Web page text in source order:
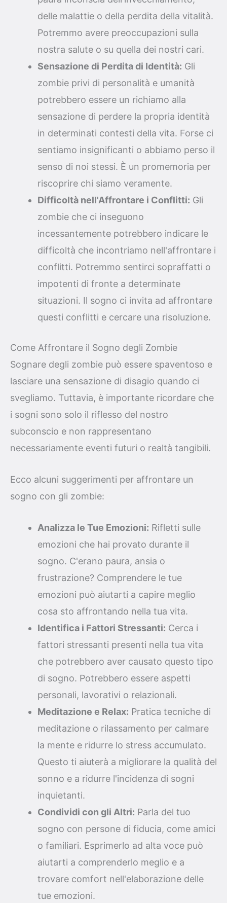
delle malattie o della perdita della vitalità.
Potremmo avere preoccupazioni sulla
nostra salute o su quella dei nostri cari.
Sensazione di Perdita di Identità: Gli
zombie privi di personalità e umanità
potrebbero essere un richiamo alla
sensazione di perdere la propria identità
in determinati contesti della vita. Forse ci
sentiamo insignificanti o abbiamo perso il
senso di noi stessi. È un promemoria per
riscoprire chi siamo veramente.
Difficoltà nell'Affrontare i Conflitti: Gli
zombie che ci inseguono
incessantemente potrebbero indicare le
difficoltà che incontriamo nell'affrontare i
conflitti. Potremmo sentirci sopraffatti o
impotenti di fronte a determinate
situazioni. Il sogno ci invita ad affrontare
questi conflitti e cercare una risoluzione.
Come Affrontare il Sogno degli Zombie
Sognare degli zombie può essere spaventoso e
lasciare una sensazione di disagio quando ci
svegliamo. Tuttavia, è importante ricordare che
i sogni sono solo il riflesso del nostro
subconscio e non rappresentano
necessariamente eventi futuri o realtà tangibili.
Ecco alcuni suggerimenti per affrontare un
sogno con gli zombie:
Analizza le Tue Emozioni: Rifletti sulle
emozioni che hai provato durante il
sogno. C'erano paura, ansia o
frustrazione? Comprendere le tue
emozioni può aiutarti a capire meglio
cosa sto affrontando nella tua vita.
Identifica i Fattori Stressanti: Cerca i
fattori stressanti presenti nella tua vita
che potrebbero aver causato questo tipo
di sogno. Potrebbero essere aspetti
personali, lavorativi o relazionali.
Meditazione e Relax: Pratica tecniche di
meditazione o rilassamento per calmare
la mente e ridurre lo stress accumulato.
Questo ti aiuterà a migliorare la qualità del
sonno e a ridurre l'incidenza di sogni
inquietanti.
Condividi con gli Altri: Parla del tuo
sogno con persone di fiducia, come amici
o familiari. Esprimerlo ad alta voce può
aiutarti a comprenderlo meglio e a
trovare comfort nell'elaborazione delle
tue emozioni.